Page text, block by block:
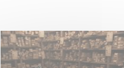
Varita de Albus
Hay objetos que no se
exhiben con orgullo, y la